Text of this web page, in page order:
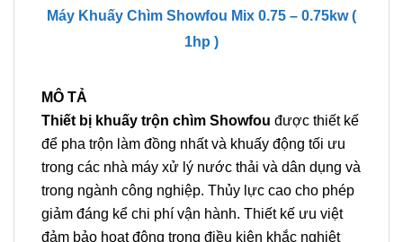
Máy Khuấy Chìm Showfou Mix 0.75 – 0.75kw (
1hp )
MÔ TẢ
Thiết bị khuấy trộn chìm Showfou được thiết kế
để pha trộn làm đồng nhất và khuấy động tối ưu
trong các nhà máy xử lý nước thải và dân dụng và
trong ngành công nghiệp. Thủy lực cao cho phép
giảm đáng kể chi phí vận hành. Thiết kế ưu việt
đảm bảo hoạt động trong điều kiện khắc nghiệt